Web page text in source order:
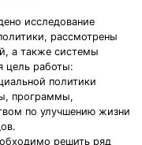
исследование
рассмотрены
а также системы
цель работы:
политики
программы,
по улучшению жизни
решить ряд